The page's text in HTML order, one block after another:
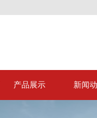
产品展示 新闻